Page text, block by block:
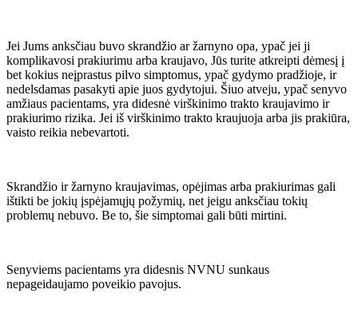
Jei Jums anksčiau buvo skrandžio ar žarnyno opa, ypač jei ji
komplikavosi prakiurimu arba kraujavo, Jūs turite atkreipti dėmesį į
bet kokius neįprastus pilvo simptomus, ypač gydymo pradžioje, ir
nedelsdamas pasakyti apie juos gydytojui. Šiuo atveju, ypač senyvo
amžiaus pacientams, yra didesnė virškinimo trakto kraujavimo ir
prakiurimo rizika. Jei iš virškinimo trakto kraujuoja arba jis prakiūra,
vaisto reikia nebevartoti.
Skrandžio ir žarnyno kraujavimas, opėjimas arba prakiurimas gali
ištikti be jokių įspėjamųjų požymių, net jeigu anksčiau tokių
problemų nebuvo. Be to, šie simptomai gali būti mirtini.
Senyviems pacientams yra didesnis NVNU sunkaus
nepageidaujamo poveikio pavojus.